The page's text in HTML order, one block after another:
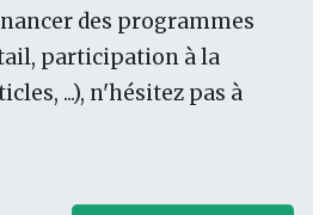
des programmes
participation à la
...), n'hésitez pas à